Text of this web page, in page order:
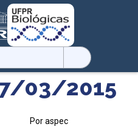
03/2015
Por aspec